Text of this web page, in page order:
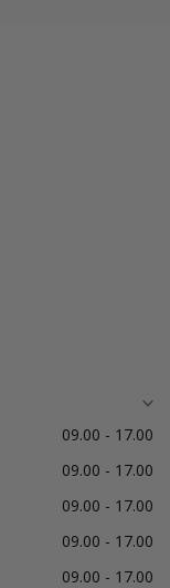
09.00 - 17.00
09.00 - 17.00
09.00 - 17.00
09.00 - 17.00
09.00 - 17.00